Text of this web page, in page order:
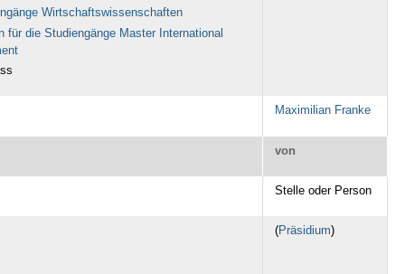
Wirtschaftswissenschaften
für die Studiengänge Master International
Maximilian Franke
von
Stelle oder Person
(Präsidium)